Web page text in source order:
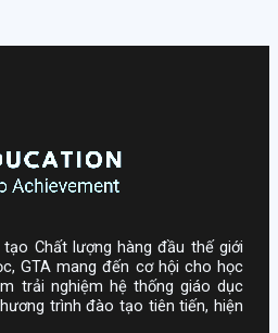
Chất lượng hàng đầu thế giới
GTA mang đến cơ hội cho học
trải nghiệm hệ thống giáo dục
trình đào tạo tiên tiến, hiện